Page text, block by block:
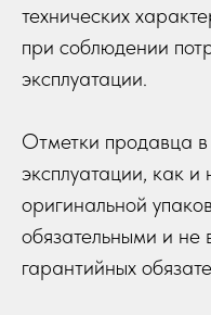
технических
при соблюдении
эксплуатации.
Отметки продавца в
эксплуатации, как
оригинальной
обязательными и не
гарантийных